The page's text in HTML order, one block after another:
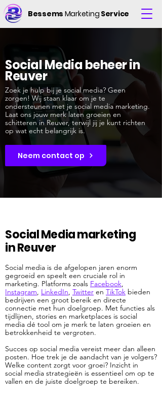
Bessems Marketing Service
Social Media beheer in
Reuver
Zoek je hulp bij je social media? Geen
zorgen! Wij staan klaar om je te
ondersteunen met je social media marketing.
Laat ons jouw merk laten groeien en
schitteren in Reuver, terwijl jij je kunt richten
op wat echt belangrijk is.
Neem contact op
Social Media marketing
in Reuver
Social media is de afgelopen jaren enorm
gegroeid en speelt een cruciale rol in
marketing. Platforms zoals Facebook,
Instagram, LinkedIn, Twitter en TikTok bieden
bedrijven een groot bereik en directe
connectie met hun doelgroep. Met functies als
tijdlijnen, stories en marketplaces is social
media dé tool om je merk te laten groeien en
betrokkenheid te vergroten.
Succes op social media vereist meer dan alleen
posten. Hoe trek je de aandacht van je volgers?
Welke content zorgt voor groei? Inzicht in
social media strategieën is essentieel om op te
vallen en de juiste doelgroep te bereiken.